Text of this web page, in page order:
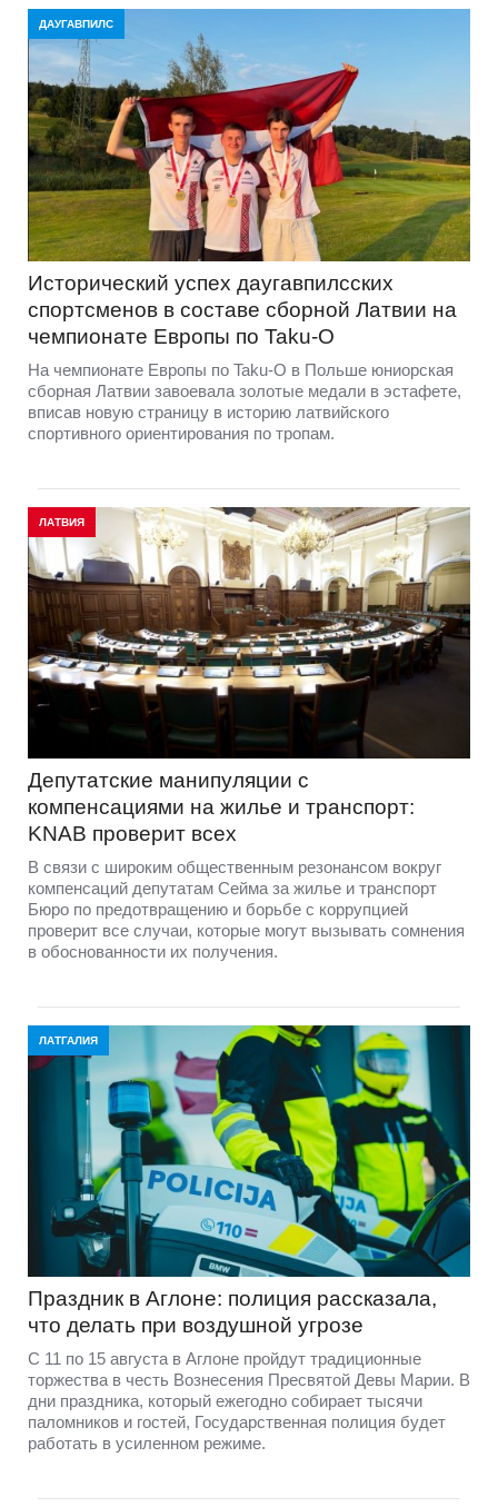
ДАУГАВПИЛС
Исторический успех даугавпилсских
спортсменов в составе сборной Латвии на
чемпионате Европы по Taku-O
На чемпионате Европы по Taku-O в Польше юниорская
сборная Латвии завоевала золотые медали в эстафете,
вписав новую страницу в историю латвийского
спортивного ориентирования по тропам.
ЛАТВИЯ
Депутатские манипуляции с
компенсациями на жилье и транспорт:
KNAB проверит всех
В связи с широким общественным резонансом вокруг
компенсаций депутатам Сейма за жилье и транспорт
Бюро по предотвращению и борьбе с коррупцией
проверит все случаи, которые могут вызывать сомнения
в обоснованности их получения.
ЛАТГАЛИЯ
Праздник в Аглоне: полиция рассказала,
что делать при воздушной угрозе
С 11 по 15 августа в Аглоне пройдут традиционные
торжества в честь Вознесения Пресвятой Девы Марии. В
дни праздника, который ежегодно собирает тысячи
паломников и гостей, Государственная полиция будет
работать в усиленном режиме.